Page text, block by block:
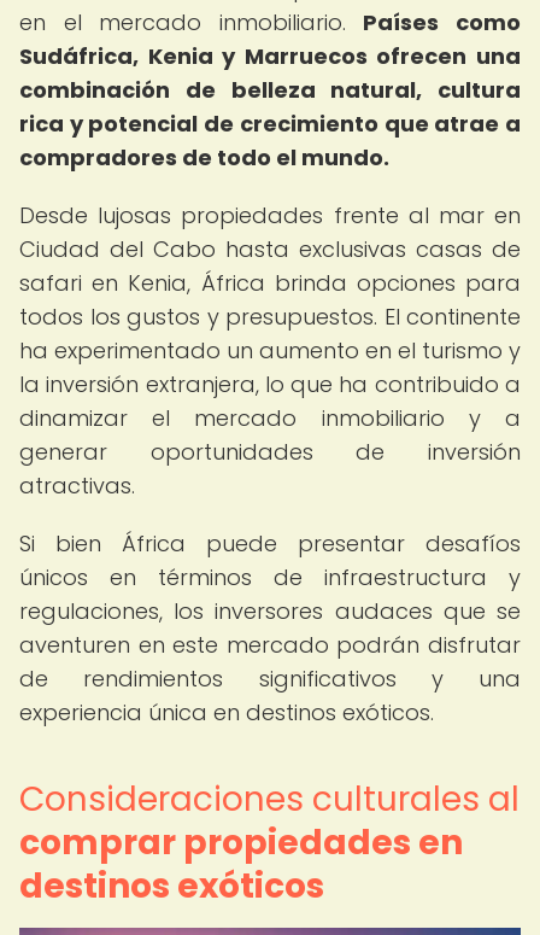
en el mercado inmobiliario. Países como
Sudáfrica, Kenia y Marruecos ofrecen una
combinación de belleza natural, cultura
rica y potencial de crecimiento que atrae a
compradores de todo el mundo.
Desde lujosas propiedades frente al mar en
Ciudad del Cabo hasta exclusivas casas de
safari en Kenia, África brinda opciones para
todos los gustos y presupuestos. El continente
ha experimentado un aumento en el turismo y
la inversión extranjera, lo que ha contribuido a
dinamizar el mercado inmobiliario y a
generar oportunidades de inversión
atractivas.
Si bien África puede presentar desafíos
únicos en términos de infraestructura y
regulaciones, los inversores audaces que se
aventuren en este mercado podrán disfrutar
de rendimientos significativos y una
experiencia única en destinos exóticos.
Consideraciones culturales al
comprar propiedades en
destinos exóticos